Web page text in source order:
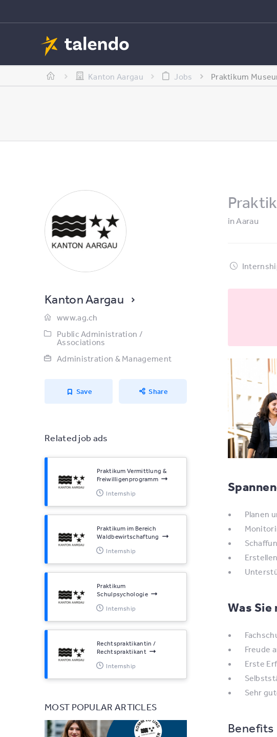
Kanton Aargau Jobs Praktikum
Kanton Aargau
www.ag.ch
Public Administration /
Associations
Administration & Management
Save Share
Related job ads
Praktikum Vermittlung &
Freiwilligenprogramm
Internship
Praktikum im Bereich
Waldbewirtschaftung
Internship
Praktikum
Schulpsychologie
Internship
Rechtspraktikantin /
Rechtspraktikant
Internship
MOST POPULAR ARTICLES
inAarau
Planen
Was
Freude
Erste
Sehr
Benefits